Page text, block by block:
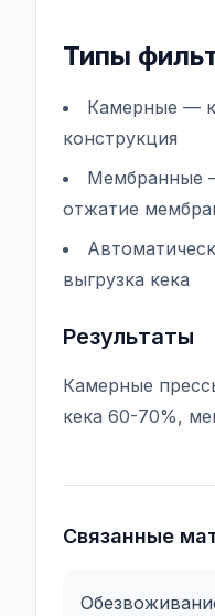
Типы
Камерные —
конструкция
Мембранные
отжатие
выгрузка кека
Результаты
Камерные
кека 60-70%,
Связанные